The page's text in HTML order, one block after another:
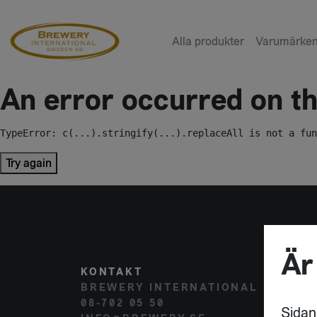
Alla produkter Varumärken
An error occurred on
TypeError: c(...).stringify(...).replaceAll is not a
Try again
KONTAKT
BREWERY INTERNATIONAL
08-702 05 50
120